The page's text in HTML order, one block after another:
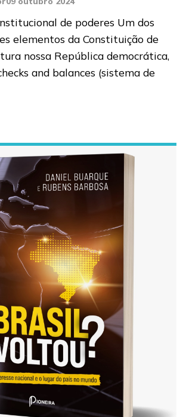
de poderes Um dos
elementos da Constituição de
nossa República democrática,
and balances (sistema de